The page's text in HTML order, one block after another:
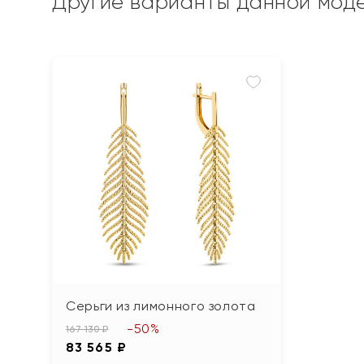
Серьги из лимонного золота
167 130 ₽
83 565 ₽
-50%